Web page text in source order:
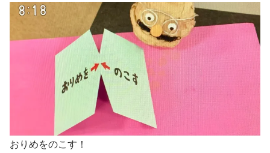
おりめをのこす！